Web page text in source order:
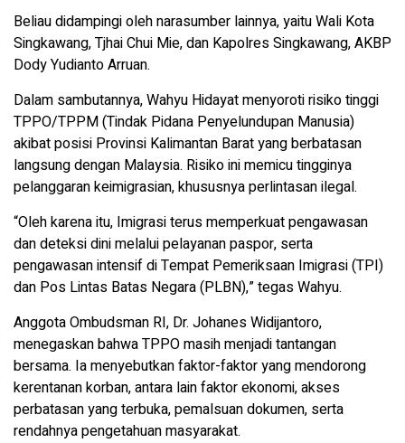
Beliau didampingi oleh narasumber lainnya, yaitu Wali Kota
Singkawang, Tjhai Chui Mie, dan Kapolres Singkawang, AKBP
Dody Yudianto Arruan.
Dalam sambutannya, Wahyu Hidayat menyoroti risiko tinggi
TPPO/TPPM (Tindak Pidana Penyelundupan Manusia)
akibat posisi Provinsi Kalimantan Barat yang berbatasan
langsung dengan Malaysia. Risiko ini memicu tingginya
pelanggaran keimigrasian, khususnya perlintasan ilegal.
“Oleh karena itu, Imigrasi terus memperkuat pengawasan
dan deteksi dini melalui pelayanan paspor, serta
pengawasan intensif di Tempat Pemeriksaan Imigrasi (TPI)
dan Pos Lintas Batas Negara (PLBN),” tegas Wahyu.
Anggota Ombudsman RI, Dr. Johanes Widijantoro,
menegaskan bahwa TPPO masih menjadi tantangan
bersama. Ia menyebutkan faktor-faktor yang mendorong
kerentanan korban, antara lain faktor ekonomi, akses
perbatasan yang terbuka, pemalsuan dokumen, serta
rendahnya pengetahuan masyarakat.